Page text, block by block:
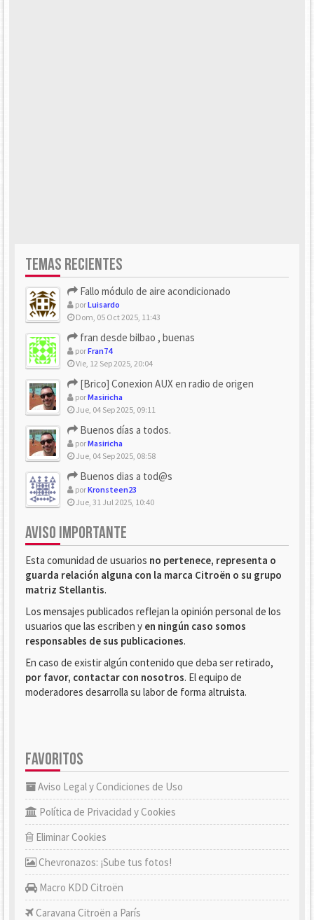
TEMAS RECIENTES
Fallo módulo de aire acondicionado
porLuisardo
Dom, 05 Oct 2025, 11:43
fran desde bilbao , buenas
porFran74
Vie, 12 Sep 2025, 20:04
[Brico] Conexion AUX en radio de origen
porMasiricha
Jue, 04 Sep 2025, 09:11
Buenos días a todos.
porMasiricha
Jue, 04 Sep 2025, 08:58
Buenos dias a tod@s
porKronsteen23
Jue, 31 Jul 2025, 10:40
AVISO IMPORTANTE
Esta comunidad de usuarios no pertenece, representa o
guarda relación alguna con la marca Citroën o su grupo
matriz Stellantis.
Los mensajes publicados reflejan la opinión personal de los
usuarios que las escriben y en ningún caso somos
responsables de sus publicaciones.
En caso de existir algún contenido que deba ser retirado,
por favor, contactar con nosotros. El equipo de
moderadores desarrolla su labor de forma altruista.
FAVORITOS
Aviso Legal y Condiciones de Uso
Política de Privacidad y Cookies
Eliminar Cookies
Chevronazos: ¡Sube tus fotos!
Macro KDD Citroën
Caravana Citroën a París